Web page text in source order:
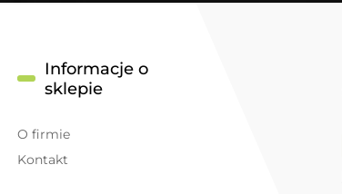
Informacje o
sklepie
O firmie
Kontakt